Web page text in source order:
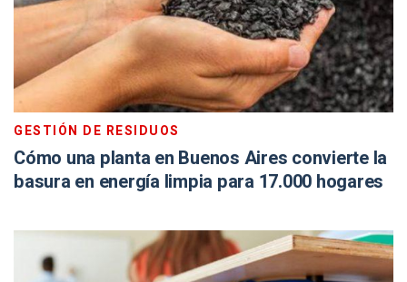
GESTIÓN DE RESIDUOS
Cómo una planta en Buenos Aires convierte la
basura en energía limpia para 17.000 hogares